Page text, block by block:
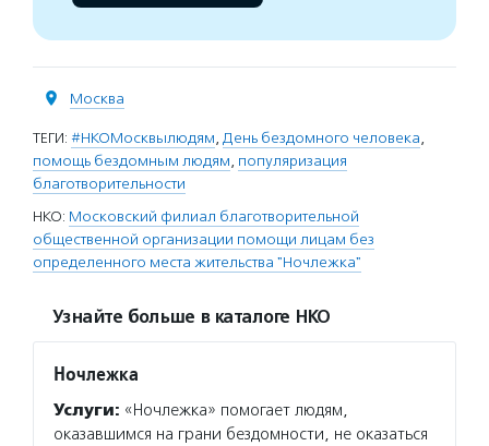
Москва
ТЕГИ: #НКОМосквылюдям, День бездомного человека,
помощь бездомным людям, популяризация
благотворительности
НКО: Московский филиал благотворительной
общественной организации помощи лицам без
определенного места жительства "Ночлежка"
Узнайте больше в каталоге НКО
Ночлежка
Услуги: «Ночлежка» помогает людям,
оказавшимся на грани бездомности, не оказаться